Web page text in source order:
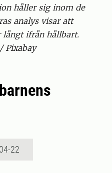
håller sig inom de
analys visar att
långt ifrån hållbart.
Pixabay
22